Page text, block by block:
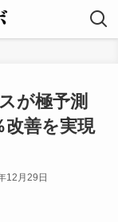
が極予測
改善を実現
12月29日